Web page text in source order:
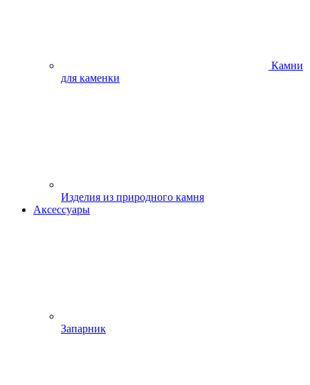
Камни
для каменки
Изделия из природного камня
Аксессуары
Запарник